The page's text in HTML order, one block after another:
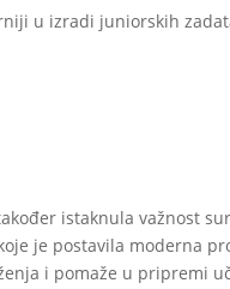
u izradi juniorskih
istaknula važnost
je postavila moderna
i pomaže u pripremi